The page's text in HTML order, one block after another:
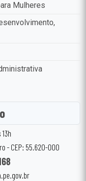
Mulheres
- CEP: 55.620-000